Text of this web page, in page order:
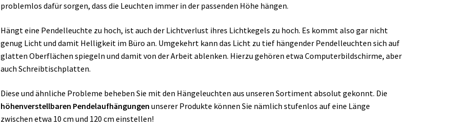
problemlos dafür sorgen, dass die Leuchten immer in der passenden Höhe hängen.
Hängt eine Pendelleuchte zu hoch, ist auch der Lichtverlust ihres Lichtkegels zu hoch. Es kommt also gar nicht
genug Licht und damit Helligkeit im Büro an. Umgekehrt kann das Licht zu tief hängender Pendelleuchten sich auf
glatten Oberflächen spiegeln und damit von der Arbeit ablenken. Hierzu gehören etwa Computerbildschirme, aber
auch Schreibtischplatten.
Diese und ähnliche Probleme beheben Sie mit den Hängeleuchten aus unseren Sortiment absolut gekonnt. Die
höhenverstellbaren Pendelaufhängungen unserer Produkte können Sie nämlich stufenlos auf eine Länge
zwischen etwa 10 cm und 120 cm einstellen!